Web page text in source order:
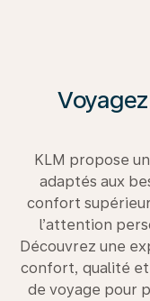
KLM propose
adaptés aux
confort
l’attention
Découvrez une
confort, qualité
de voyage pour